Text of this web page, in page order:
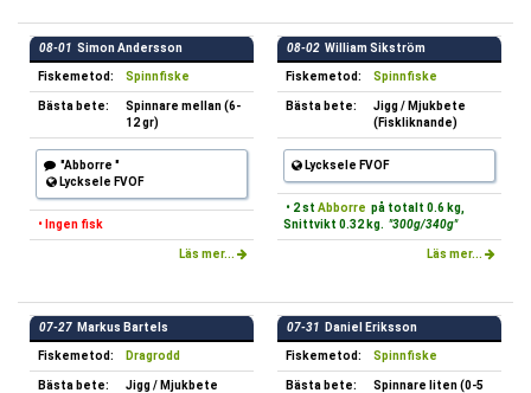
08-01 Simon Andersson
Fiskemetod: Spinnfiske
Bästa bete:
Spinnare mellan (6-
12 gr)
"Abborre "
Lycksele FVOF
• Ingen fisk
Läs mer...
08-02 William Sikström
Fiskemetod: Spinnfiske
Bästa bete:
Jigg / Mjukbete
(Fiskliknande)
Lycksele FVOF
• 2 st Abborre på totalt 0.6 kg,
Snittvikt 0.32 kg. "300g/340g"
Läs mer...
07-27 Markus Bartels
Fiskemetod: Dragrodd
Bästa bete:
Jigg / Mjukbete
07-31 Daniel Eriksson
Fiskemetod: Spinnfiske
Bästa bete:
Spinnare liten (0-5